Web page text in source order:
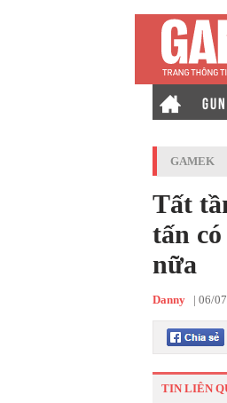
GAMEK
Tất
tấn
nữa
Danny | 06/
TIN LIÊN